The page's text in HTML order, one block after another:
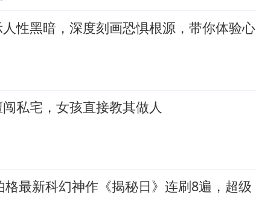
性黑暗，深度刻画恐惧根源，带你体验心
私宅，女孩直接教其做人
格最新科幻神作《揭秘日》连刷8遍，超级